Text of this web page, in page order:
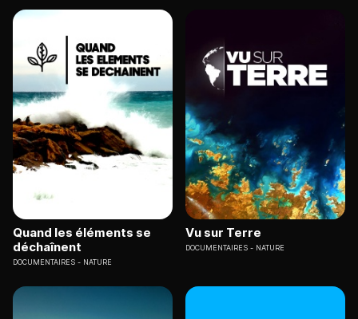
Quand les éléments se
déchaînent
DOCUMENTAIRES NATURE
Vu sur Terre
DOCUMENTAIRES NATURE